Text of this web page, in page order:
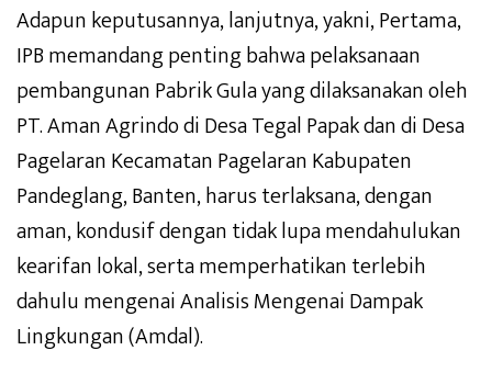
Adapun keputusannya, lanjutnya, yakni, Pertama,
IPB memandang penting bahwa pelaksanaan
pembangunan Pabrik Gula yang dilaksanakan oleh
PT. Aman Agrindo di Desa Tegal Papak dan di Desa
Pagelaran Kecamatan Pagelaran Kabupaten
Pandeglang, Banten, harus terlaksana, dengan
aman, kondusif dengan tidak lupa mendahulukan
kearifan lokal, serta memperhatikan terlebih
dahulu mengenai Analisis Mengenai Dampak
Lingkungan (Amdal).